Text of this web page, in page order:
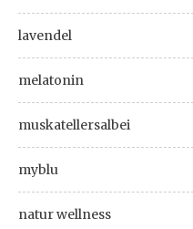
lavendel
melatonin
muskatellersalbei
myblu
natur wellness